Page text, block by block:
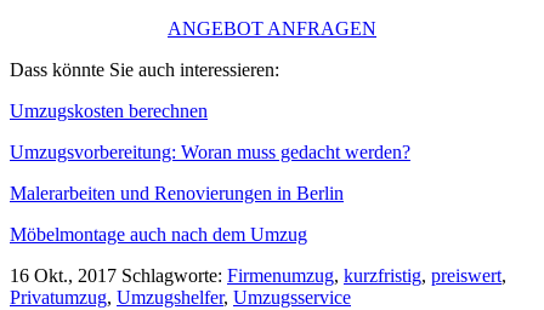
ANGEBOT ANFRAGEN
Dass könnte Sie auch interessieren:
Umzugskosten berechnen
Umzugsvorbereitung: Woran muss gedacht werden?
Malerarbeiten und Renovierungen in Berlin
Möbelmontage auch nach dem Umzug
16 Okt., 2017 Schlagworte: Firmenumzug, kurzfristig, preiswert,
Privatumzug, Umzugshelfer, Umzugsservice